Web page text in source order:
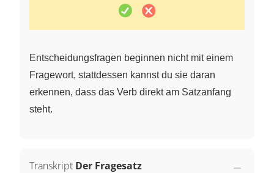
Entscheidungsfragen beginnen nicht mit einem
Fragewort, stattdessen kannst du sie daran
erkennen, dass das Verb direkt am Satzanfang
steht.
Transkript Der Fragesatz